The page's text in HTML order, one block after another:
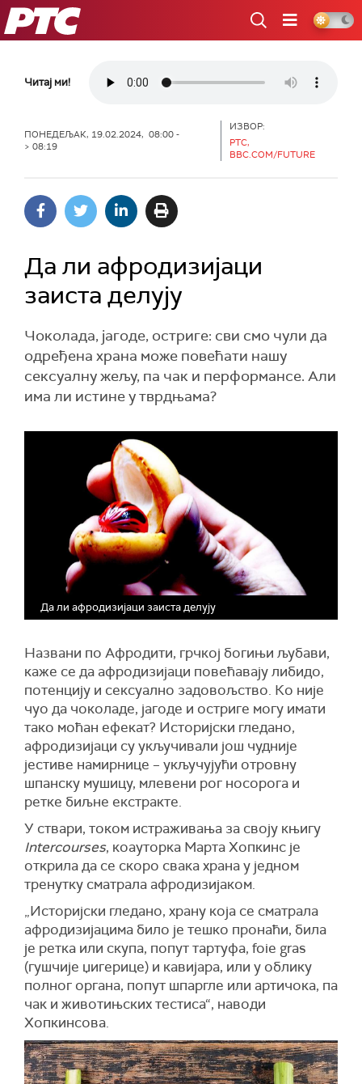
РТС
Читај ми!
ПОНЕДЕЉАК, 19.02.2024, 08:00 -
> 08:19
ИЗВОР:
РТС,
BBC.COM/FUTURE
Да ли афродизијаци
заиста делују
Чоколада, јагоде, остриге: сви смо чули да
одређена храна може повећати нашу
сексуалну жељу, па чак и перформансе. Али
има ли истине у тврдњама?
Да ли афродизијаци заиста делују
Названи по Афродити, грчкој богињи љубави,
каже се да афродизијаци повећавају либидо,
потенцију и сексуално задовољство. Ко није
чуо да чоколаде, јагоде и остриге могу имати
тако моћан ефекат? Историјски гледано,
афродизијаци су укључивали још чудније
јестиве намирнице – укључујући отровну
шпанску мушицу, млевени рог носорога и
ретке биљне екстракте.
У ствари, током истраживања за своју књигу
Intercourses, коауторка Марта Хопкинс је
открила да се скоро свака храна у једном
тренутку сматрала афродизијаком.
„Историјски гледано, храну која се сматрала
афродизијацима било је тешко пронаћи, била
је ретка или скупа, попут тартуфа, foie gras
(гушчије џигерице) и кавијара, или у облику
полног органа, попут шпаргле или артичока, па
чак и животињских тестиса“, наводи
Хопкинсова.